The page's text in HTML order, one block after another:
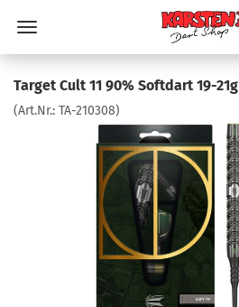
Target Cult 11 90% Softdart 19-21g
(Art.Nr.: TA-210308)